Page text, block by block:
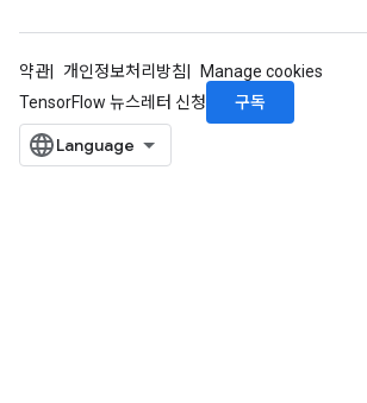
약관 개인정보처리방침
Manage cookies
TensorFlow 뉴스레터 신청
구독